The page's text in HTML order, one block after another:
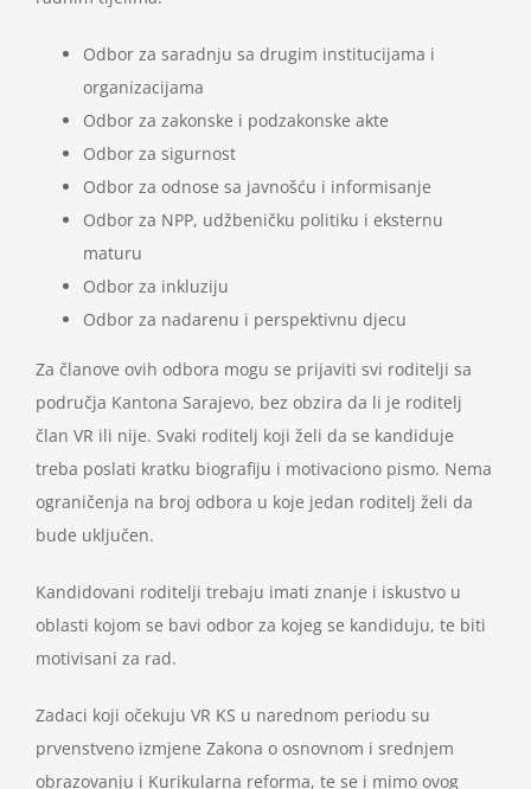
Kontakt
Odbor za saradnju sa drugim institucijama i
organizacijama
Odbor za zakonske i podzakonske akte
Odbor za sigurnost
Odbor za odnose sa javnošću i informisanje
Odbor za NPP, udžbeničku politiku i eksternu
maturu
Odbor za inkluziju
Odbor za nadarenu i perspektivnu djecu
Za članove ovih odbora mogu se prijaviti svi roditelji sa
područja Kantona Sarajevo, bez obzira da li je roditelj
član VR ili nije. Svaki roditelj koji želi da se kandiduje
treba poslati kratku biografiju i motivaciono pismo. Nema
ograničenja na broj odbora u koje jedan roditelj želi da
bude uključen.
Kandidovani roditelji trebaju imati znanje i iskustvo u
oblasti kojom se bavi odbor za kojeg se kandiduju, te biti
motivisani za rad.
Zadaci koji očekuju VR KS u narednom periodu su
prvenstveno izmjene Zakona o osnovnom i srednjem
obrazovanju i Kurikularna reforma, te se i mimo ovog